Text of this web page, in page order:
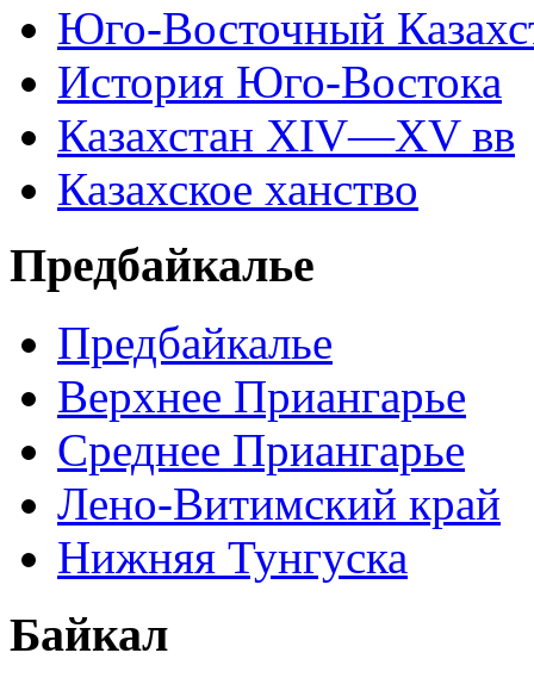
Юго-Восточный
История Юго-Востока
Казахстан XIV—XV вв
Казахское ханство
Предбайкалье
Предбайкалье
Верхнее Приангарье
Среднее Приангарье
Лено-Витимский край
Нижняя Тунгуска
Байкал